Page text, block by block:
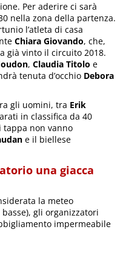
Per aderire ci sarà
nella zona della partenza.
l’atleta di casa
Chiara Giovando, che,
già vinto il circuito 2018.
,Claudia Titolo e
tenuta d’occhio Debora
gli uomini, tra Erik
in classifica da 40
non vanno
e il biellese
una giacca
la meteo
gli organizzatori
impermeabile